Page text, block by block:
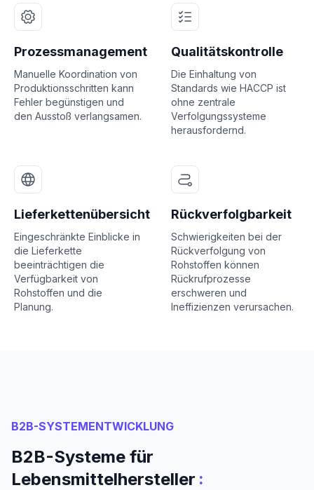
Prozessmanagement
Manuelle Koordination von
Produktionsschritten kann
Fehler begünstigen und
den Ausstoß verlangsamen.
Qualitätskontrolle
Die Einhaltung von
Standards wie HACCP ist
ohne zentrale
Verfolgungssysteme
herausfordernd.
Lieferkettenübersicht
Eingeschränkte Einblicke in
die Lieferkette
beeinträchtigen die
Verfügbarkeit von
Rohstoffen und die
Planung.
Rückverfolgbarkeit
Schwierigkeiten bei der
Rückverfolgung von
Rohstoffen können
Rückrufprozesse
erschweren und
Ineffizienzen verursachen.
B2B-SYSTEMENTWICKLUNG
B2B-Systeme für
Lebensmittelhersteller :